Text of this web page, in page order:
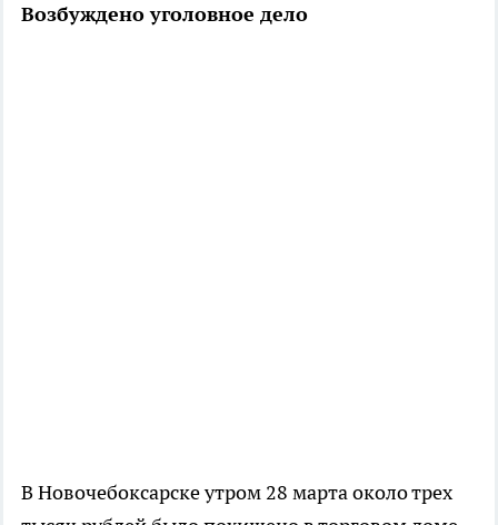
Возбуждено уголовное дело
В Новочебоксарске утром 28 марта около трех